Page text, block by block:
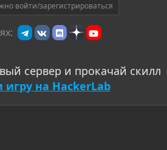
войти/зарегистрироваться
сервер и прокачай скилл
игру на HackerLab